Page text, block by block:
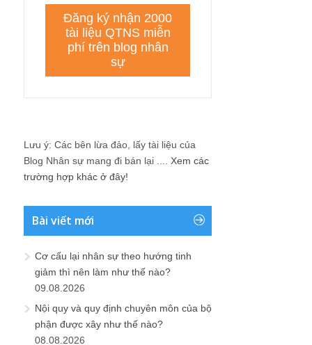
Lưu ý: Các bên lừa đảo, lấy tài liệu của
Blog Nhân sự mang đi bán lại .... Xem các
trường hợp khác ở đây!
Bài viết mới
Cơ cấu lại nhân sự theo hướng tinh
giảm thì nên làm như thế nào?
09.08.2026
Nội quy và quy định chuyên môn của bộ
phận được xây như thế nào?
08.08.2026